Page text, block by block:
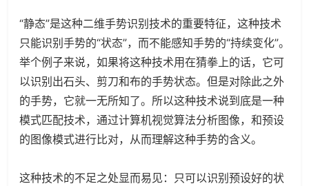
“静态”是这种二维手势识别技术的重要特征，这种技术
只能识别手势的“状态”，而不能感知手势的“持续变化”。
举个例子来说，如果将这种技术用在猜拳上的话，它可
以识别出石头、剪刀和布的手势状态。但是对除此之外
的手势，它就一无所知了。所以这种技术说到底是一种
模式匹配技术，通过计算机视觉算法分析图像，和预设
的图像模式进行比对，从而理解这种手势的含义。
这种技术的不足之处显而易见：只可以识别预设好的状